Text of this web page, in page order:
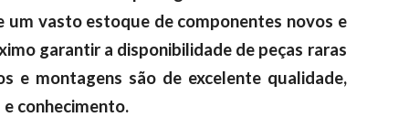
vasto estoque de componentes novos e
garantir a disponibilidade de peças raras
e montagens são de excelente qualidade,
conhecimento.